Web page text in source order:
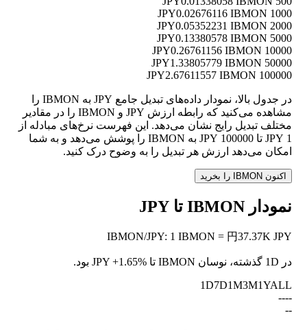
1000 JPY
0.02676116 IBMON
2000 JPY
0.05352231 IBMON
5000 JPY
0.13380578 IBMON
10000 JPY
0.26761156 IBMON
50000 JPY
1.33805779 IBMON
100000 JPY
2.67611557 IBMON
در جدول بالا، نمودار داده‌های تبدیل جامع JPY به IBMON را
مشاهده می‌کنید که رابطه ارزش JPY و IBMON را در مقادیر
مختلف تبدیل رایج نشان می‌دهد. این فهرست نرخ‌های مبادله از
1 JPY تا 100000 JPY به IBMON را پوشش می‌دهد و به شما
امکان می‌دهد ارزش هر تبدیل را به وضوح درک کنید.
اکنون IBMON را بخرید
نمودار IBMON تا JPY
IBMON/JPY: 1 IBMON = 円37.37K JPY
در 1D گذشته، نوسان IBMON تا JPY +1.65%
بود.
1D7D1M3M1YALL
--
--
--